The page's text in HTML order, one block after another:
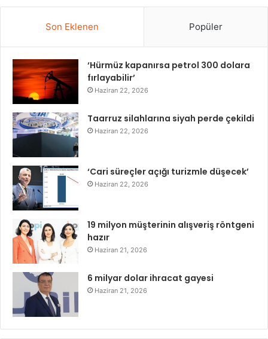
Son Eklenen Popüler
‘Hürmüz kapanırsa petrol 300 dolara
fırlayabilir’
Haziran 22, 2026
Taarruz silahlarına siyah perde çekildi
Haziran 22, 2026
‘Cari süreçler açığı turizmle düşecek’
Haziran 22, 2026
19 milyon müşterinin alışveriş röntgeni
hazır
Haziran 21, 2026
6 milyar dolar ihracat gayesi
Haziran 21, 2026